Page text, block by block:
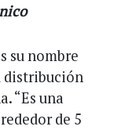
su nombre
distribución
“Es una
de 5